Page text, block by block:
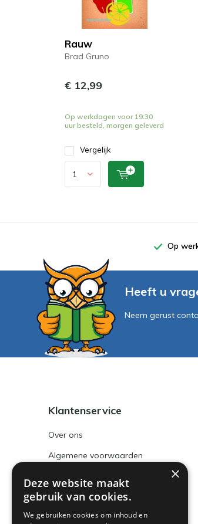
Rauw
Brad Gruno
€ 12,99
Op werkdagen voor 19:30
uur besteld, morgen geleverd
Vergelijk
Op
Heeft u
Neem gerust
Klantenservice
Over ons
Algemene voorwaarden
Privacy Policy
Betaalmethoden en BTW nummer
×
Deze website maakt
gebruik van cookies.
We gebruiken cookies om inhoud en